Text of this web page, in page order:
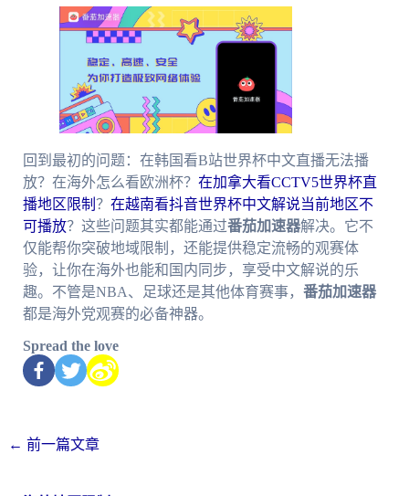
回到最初的问题：在韩国看B站世界杯中文直播无法播
放？在海外怎么看欧洲杯？ 在加拿大看CCTV5世界杯直
播地区限制 ？ 在越南看抖音世界杯中文解说当前地区不
可播放？这些问题其实都能通过番茄加速器解决。它不
仅能帮你突破地域限制，还能提供稳定流畅的观赛体
验，让你在海外也能和国内同步，享受中文解说的乐
趣。不管是NBA、足球还是其他体育赛事， 番茄加速器
都是海外党观赛的必备神器。
Spread the love
← 前一篇文章